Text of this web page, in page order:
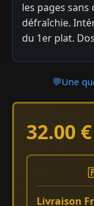
les pages
défraîchie.
du 1er plat.
💬Une
32.00 €
Livraison